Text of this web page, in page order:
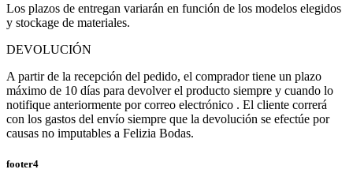
Los plazos de entregan variarán en función de los modelos elegidos
y stockage de materiales.
DEVOLUCIÓN
A partir de la recepción del pedido, el comprador tiene un plazo
máximo de 10 días para devolver el producto siempre y cuando lo
notifique anteriormente por correo electrónico . El cliente correrá
con los gastos del envío siempre que la devolución se efectúe por
causas no imputables a Felizia Bodas.
footer4